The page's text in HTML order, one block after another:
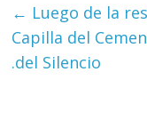
← Luego de la
Capilla del
.del Silencio